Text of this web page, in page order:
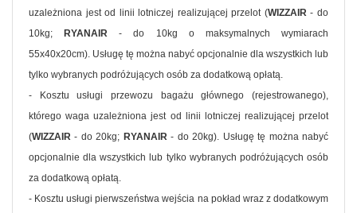
uzależniona jest od linii lotniczej realizującej przelot (WIZZAIR- do
10kg;
RYANAIR - do 10kg o maksymalnych wymiarach
55x40x20cm). Usługę tę można nabyć opcjonalnie dla wszystkich lub
tylko wybranych podróżujących osób za dodatkową opłatą.
- Kosztu usługi przewozu bagażu głównego (rejestrowanego),
którego waga uzależniona jest od linii lotniczej realizującej przelot
(WIZZAIR - do 20kg; RYANAIR- do 20kg). Usługę tę można nabyć
opcjonalnie dla wszystkich lub tylko wybranych podróżujących osób
za dodatkową opłatą.
- Kosztu usługi pierwszeństwa wejścia na pokład wraz z dodatkowym